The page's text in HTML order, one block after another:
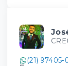
(21) 97405-